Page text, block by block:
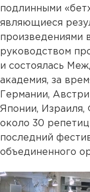
подлинными
являющиеся
произведениями
руководством
и состоялась
академия, за
Германии,
Японии, Израиля,
около 30
последний
объединенного